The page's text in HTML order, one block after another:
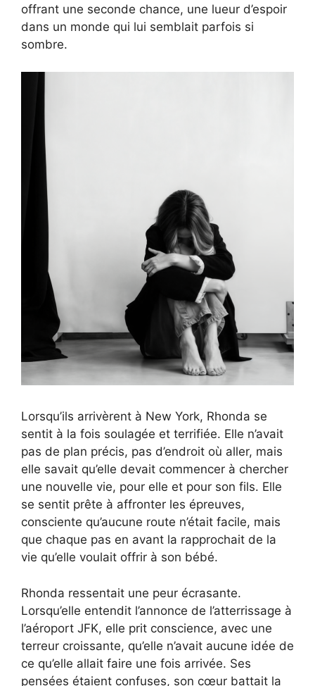
offrant une seconde chance, une lueur d’espoir
dans un monde qui lui semblait parfois si
sombre.
Lorsqu’ils arrivèrent à New York, Rhonda se
sentit à la fois soulagée et terrifiée. Elle n’avait
pas de plan précis, pas d’endroit où aller, mais
elle savait qu’elle devait commencer à chercher
une nouvelle vie, pour elle et pour son fils. Elle
se sentit prête à affronter les épreuves,
consciente qu’aucune route n’était facile, mais
que chaque pas en avant la rapprochait de la
vie qu’elle voulait offrir à son bébé.
Rhonda ressentait une peur écrasante.
Lorsqu’elle entendit l’annonce de l’atterrissage à
l’aéroport JFK, elle prit conscience, avec une
terreur croissante, qu’elle n’avait aucune idée de
ce qu’elle allait faire une fois arrivée. Ses
pensées étaient confuses, son cœur battait la